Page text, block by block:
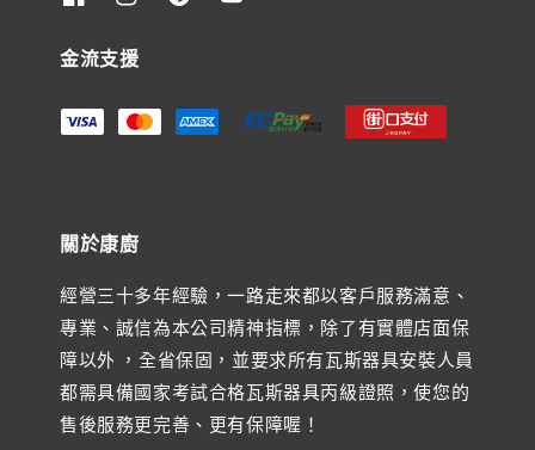
金流支援
關於康廚
經營三十多年經驗，一路走來都以客戶服務滿意、
專業、誠信為本公司精神指標，除了有實體店面保
障以外 ，全省保固，並要求所有瓦斯器具安裝人員
都需具備國家考試合格瓦斯器具丙級證照，使您的
售後服務更完善、更有保障喔！